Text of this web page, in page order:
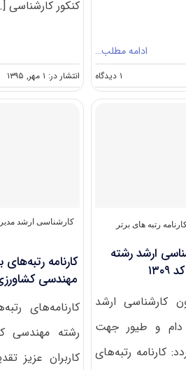
ادامه مطلب…
۱ دیدگاه
کارنامه
رتبه‌های
کنکور کارشناسی
انتشار در: ۱ مهر, ۱۳۹۵
رتبه های برتر
ارشد رشته
کارشناسی ارشد
دام و طیور جهت
کارنامه رتبه‌های
کارشناسی ارشد
کارنامه
مهندسی
کارنامه‌های
رشته مهندسی
کاربران عزیز